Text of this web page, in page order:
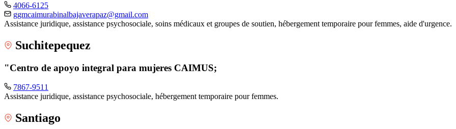
4066-6125
ggmcaimurabinalbajaverapaz@gmail.com
Assistance juridique, assistance psychosociale, soins médicaux et groupes de soutien, hébergement temporaire pour femmes, aide d'urgence.
Suchitepequez
"Centro de apoyo integral para mujeres CAIMUS;
7867-9511
Assistance juridique, assistance psychosociale, hébergement temporaire pour femmes.
Santiago